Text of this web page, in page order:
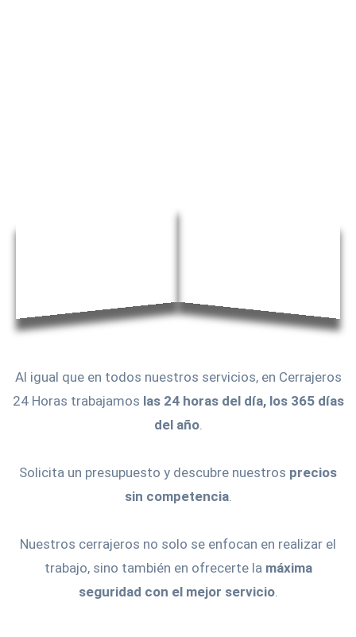
Al igual que en todos nuestros servicios, en Cerrajeros
24 Horas trabajamos las 24 horas del día, los 365 días
del año.
Solicita un presupuesto y descubre nuestros precios
sin competencia.
Nuestros cerrajeros no solo se enfocan en realizar el
trabajo, sino también en ofrecerte la máxima
seguridad con el mejor servicio.